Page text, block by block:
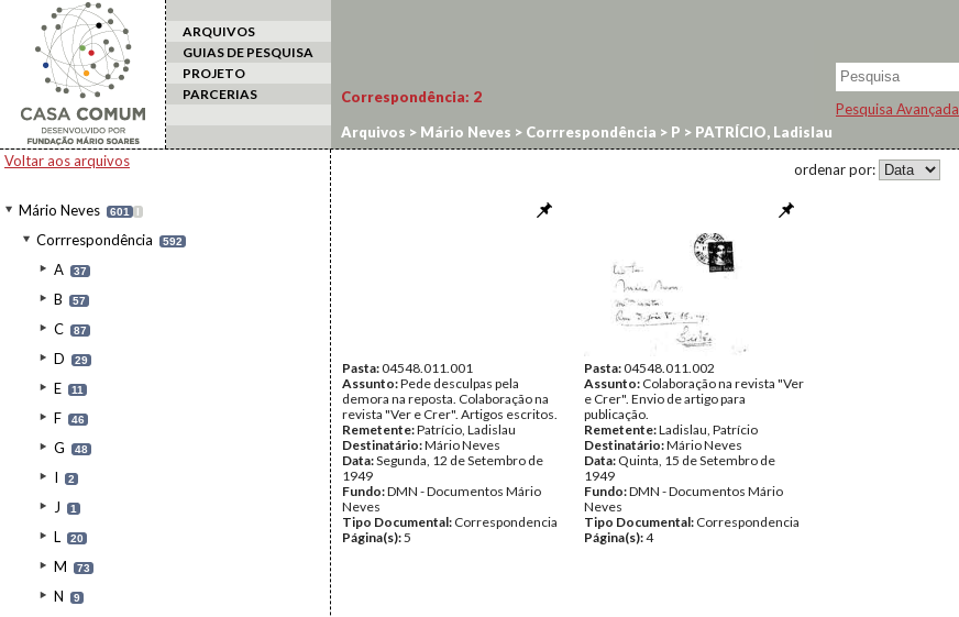
ARQUIVOS
GUIAS DE PESQUISA
PROJETO
PARCERIAS
Pesquisa Avançada
Voltar aos arquivos
Mário Neves 601 I
Corrrespondência 592
A 37
B 57
C 87
D 29
E 11
F 46
G 48
I 2
J 1
L 20
M 73
N 9
Correspondência: 2
Arquivos > Mário Neves > Corrrespondência > P > PATRÍCIO, Ladislau
ordenar por:
Pasta:04548.011.001
Assunto:Pede desculpas pela
demora na reposta. Colaboração na
revista "Ver e Crer". Artigos escritos.
Remetente:Patrício, Ladislau
Destinatário:Mário Neves
Data:Segunda, 12 de Setembro de
1949
Fundo:DMN - Documentos Mário
Neves
Tipo Documental: Correspondencia
Página(s):5
Pasta:04548.011.002
Assunto: Colaboração na revista "Ver
e Crer". Envio de artigo para
publicação.
Remetente:Ladislau, Patrício
Destinatário:Mário Neves
Data: Quinta, 15 de Setembro de
1949
Fundo:DMN - Documentos Mário
Neves
Tipo Documental: Correspondencia
Página(s):4